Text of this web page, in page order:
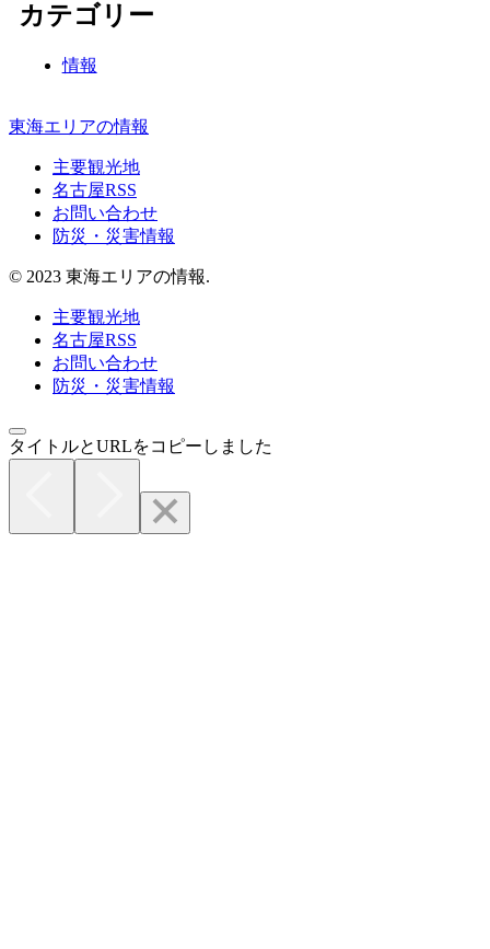
カテゴリー
情報
東海エリアの情報
主要観光地
名古屋RSS
お問い合わせ
防災・災害情報
© 2023 東海エリアの情報.
主要観光地
名古屋RSS
お問い合わせ
防災・災害情報
タイトルとURLをコピーしました